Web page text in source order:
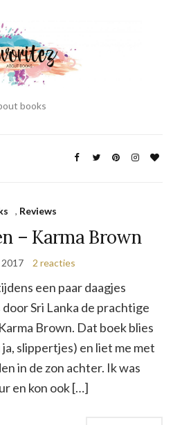
books
, Reviews
– Karma Brown
2 reacties
een paar daagjes
Sri Lanka de prachtige
Brown. Dat boek blies
ja, slippertjes) en liet me met
in de zon achter. Ik was
en kon ook […]